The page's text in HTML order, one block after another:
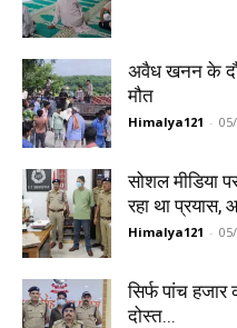
अवैध खनन के
मौत
Himalya121 -
सोशल मीडिया
रहा था प्रयास,
Himalya121 -
सिर्फ पांच
दोस्त...